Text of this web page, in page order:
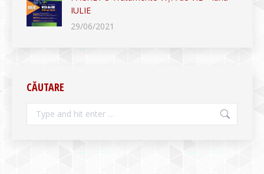
IULIE
29/06/2021
CĂUTARE
Search: